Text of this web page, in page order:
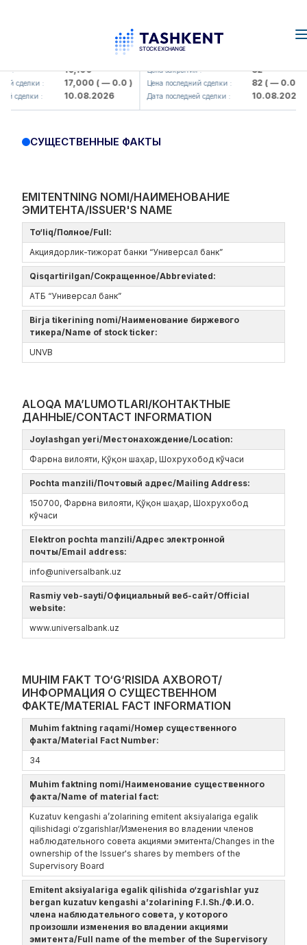
: 16,100
сделки : 17,000( — 0.0 )
сделки : 10.08.2026
KFSK (<Kafolat sug'urta
Цена закрытия : 82
Цена последний сделки : 82( — 0.0 )
Дата последней сделки : 10.08.2026
СУЩЕСТВЕННЫЕ ФАКТЫ
EMITENTNING NOMI/НАИМЕНОВАНИЕ
ЭМИТЕНТА/ISSUER'S NAME
To‘liq/Полное/Full:
Акциядорлик-тижорат банки “Универсал банк”
Qisqartirilgan/Сокращенное/Abbreviated:
АТБ “Универсал банк”
Birja tikerining nomi/Наименование биржевого
тикера/Name of stock ticker:
UNVB
ALOQA MA’LUMOTLARI/КОНТАКТНЫЕ
ДАННЫЕ/CONTACT INFORMATION
Joylashgan yeri/Местонахождение/Location:
Фарғона вилояти, Қўқон шаҳар, Шохрухобод кўчаси
Pochta manzili/Почтовый адрес/Mailing Address:
150700, Фарғона вилояти, Қўқон шаҳар, Шохрухобод
кўчаси
Elektron pochta manzili/Адрес электронной
почты/Email address:
info@universalbank.uz
Rasmiy veb-sayti/Официальный веб-сайт/Official
website:
www.universalbank.uz
MUHIM FAKT TO‘G‘RISIDA AXBOROT/
ИНФОРМАЦИЯ О СУЩЕСТВЕННОМ
ФАКТЕ/MATERIAL FACT INFORMATION
Muhim faktning raqami/Номер существенного
факта/Material Fact Number:
34
Muhim faktning nomi/Наименование существенного
факта/Name of material fact:
Kuzatuv kengashi a’zolarining emitent aksiyalariga egalik
qilishidagi o‘zgarishlar/Изменения во владении членов
наблюдательного совета акциями эмитента/Changes in the
ownership of the Issuer's shares by members of the
Supervisory Board
Emitent aksiyalariga egalik qilishida o‘zgarishlar yuz
bergan kuzatuv kengashi a’zolarining F.I.Sh./Ф.И.О.
члена наблюдательного совета, у которого
произошли изменения во владении акциями
эмитента/Full name of the member of the Supervisory